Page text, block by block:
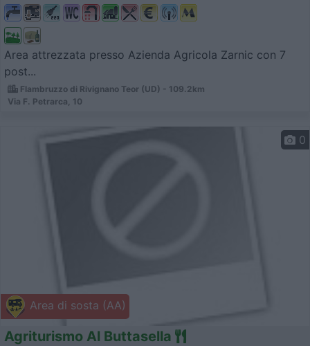
Area attrezzata presso Azienda Agricola Zarnic con 7
post...
Flambruzzo di Rivignano Teor (UD) - 109.2km
Via F. Petrarca, 10
Area di sosta (AA)
0
Agriturismo Al Buttasella